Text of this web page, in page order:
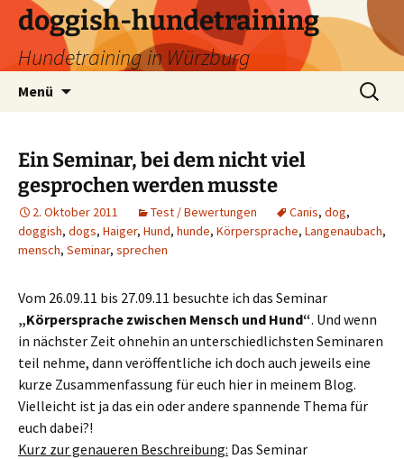
Zum
Inhalt
springen
doggish-hundetraining
Hundetraining in Würzburg
Menü
Suchen
nach:
Ein Seminar, bei dem nicht viel
gesprochen werden musste
2. Oktober 2011 Test / Bewertungen Canis, dog,
doggish, dogs, Haiger, Hund, hunde, Körpersprache, Langenaubach,
mensch, Seminar, sprechen
Vom 26.09.11 bis 27.09.11 besuchte ich das Seminar
„Körpersprache zwischen Mensch und Hund“. Und wenn
in nächster Zeit ohnehin an unterschiedlichsten Seminaren
teil nehme, dann veröffentliche ich doch auch jeweils eine
kurze Zusammenfassung für euch hier in meinem Blog.
Vielleicht ist ja das ein oder andere spannende Thema für
euch dabei?!
Kurz zur genaueren Beschreibung: Das Seminar